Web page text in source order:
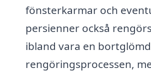
fönsterkarmar och
persienner också
ibland vara en
rengöringsprocessen,